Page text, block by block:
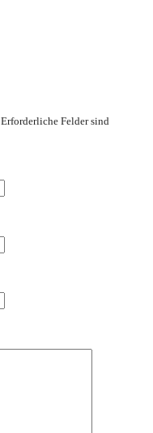
Erforderliche Felder sind